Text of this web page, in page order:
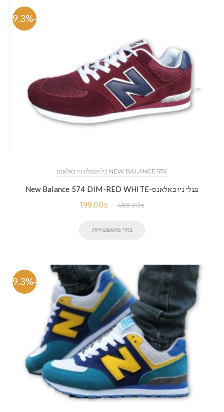
-59.3%
NEW BALANCE 574 כל הקטלוג ניו באלאנס
נעלי ניו באלאנס-New Balance 574 DIM-RED WHITE
489.00₪
199.00₪
בחר מהאפשרויות
-59.3%